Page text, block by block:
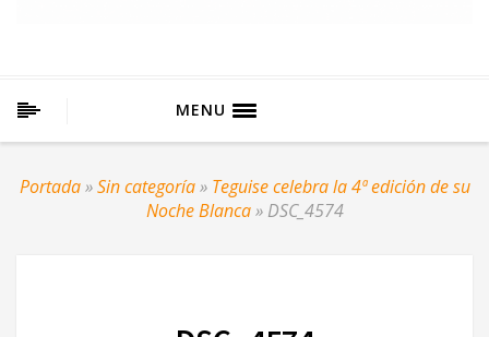
MENU
Portada»Sin categoría» Teguise celebra la 4ª edición de su
Noche Blanca» DSC_4574